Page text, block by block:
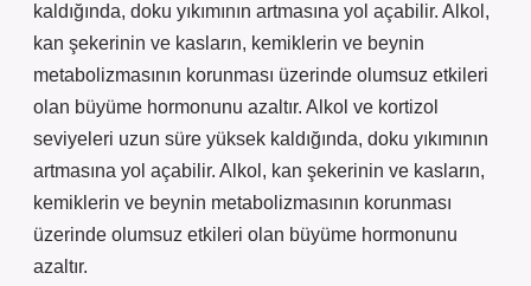
kaldığında, doku yıkımının artmasına yol açabilir. Alkol,
kan şekerinin ve kasların, kemiklerin ve beynin
metabolizmasının korunması üzerinde olumsuz etkileri
olan büyüme hormonunu azaltır. Alkol ve kortizol
seviyeleri uzun süre yüksek kaldığında, doku yıkımının
artmasına yol açabilir. Alkol, kan şekerinin ve kasların,
kemiklerin ve beynin metabolizmasının korunması
üzerinde olumsuz etkileri olan büyüme hormonunu
azaltır.